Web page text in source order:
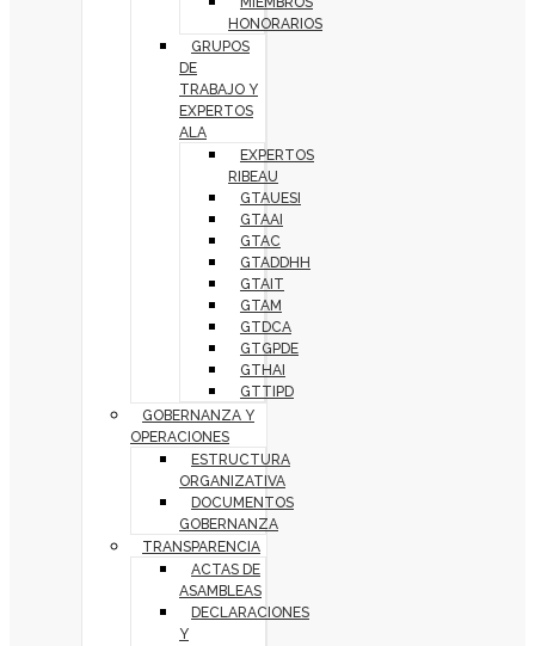
HONORARIOS
GRUPOS
DE
TRABAJO Y
EXPERTOS
ALA
EXPERTOS
RIBEAU
GTAUESI
GTAAI
GTAC
GTADDHH
GTAIT
GTAM
GTDCA
GTGPDE
GTHAI
GTTIPD
GOBERNANZA Y
OPERACIONES
ESTRUCTURA
ORGANIZATIVA
DOCUMENTOS
GOBERNANZA
TRANSPARENCIA
ACTAS DE
ASAMBLEAS
DECLARACIONES
Y